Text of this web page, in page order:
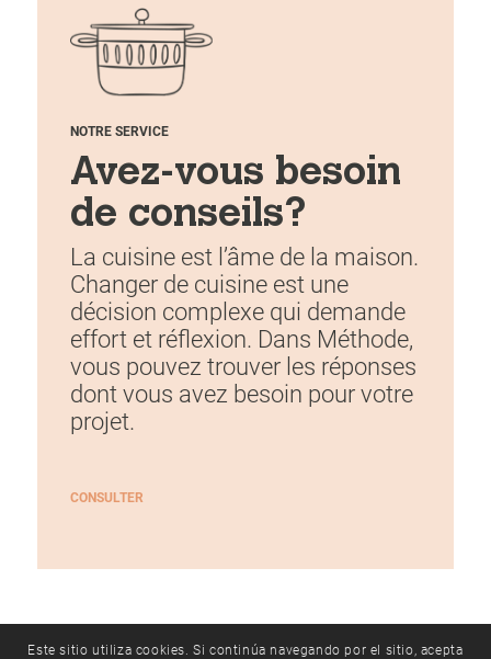
NOTRE SERVICE
Avez-vous besoin
de conseils?
La cuisine est l’âme de la maison.
Changer de cuisine est une
décision complexe qui demande
effort et réflexion. Dans Méthode,
vous pouvez trouver les réponses
dont vous avez besoin pour votre
projet.
CONSULTER
Este sitio utiliza cookies. Si continúa navegando por el sitio, acepta